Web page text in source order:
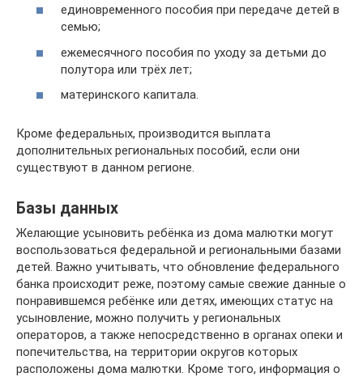
единовременного пособия при передаче детей в
семью;
ежемесячного пособия по уходу за детьми до
полутора или трёх лет;
материнского капитала.
Кроме федеральных, производится выплата
дополнительных региональных пособий, если они
существуют в данном регионе.
Базы данных
Желающие усыновить ребёнка из дома малютки могут
воспользоваться федеральной и региональными базами
детей. Важно учитывать, что обновление федерального
банка происходит реже, поэтому самые свежие данные о
понравившемся ребёнке или детях, имеющих статус на
усыновление, можно получить у региональных
операторов, а также непосредственно в органах опеки и
попечительства, на территории округов которых
расположены дома малютки. Кроме того, информация о